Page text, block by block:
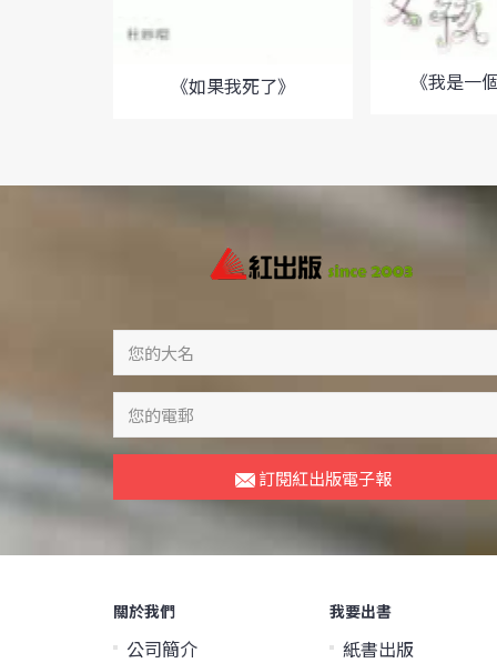
《如果我死了》 《我是一
訂閱紅出版電子報
關於我們
公司簡介
我要出書
紙書出版